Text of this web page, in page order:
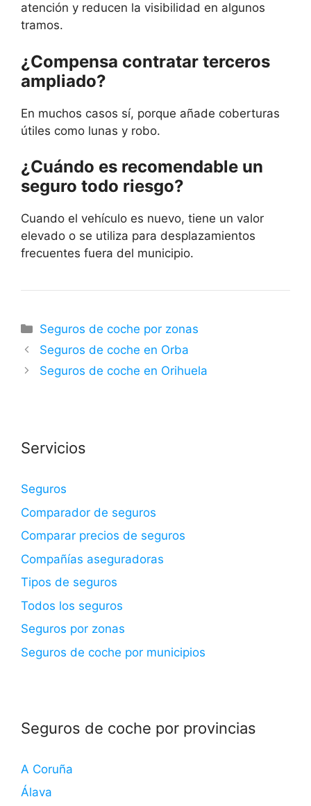
atención y reducen la visibilidad en algunos
tramos.
¿Compensa contratar terceros
ampliado?
En muchos casos sí, porque añade coberturas
útiles como lunas y robo.
¿Cuándo es recomendable un
seguro todo riesgo?
Cuando el vehículo es nuevo, tiene un valor
elevado o se utiliza para desplazamientos
frecuentes fuera del municipio.
Categorías
Seguros de coche por zonas
Seguros de coche en Orba
Seguros de coche en Orihuela
Servicios
Seguros
Comparador de seguros
Comparar precios de seguros
Compañías aseguradoras
Tipos de seguros
Todos los seguros
Seguros por zonas
Seguros de coche por municipios
Seguros de coche por provincias
A Coruña
Álava